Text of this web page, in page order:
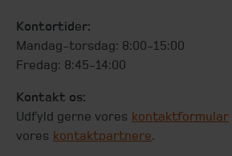
Kontortider:
Mandag-torsdag: 8:00-15:00
Fredag: 8:45-14:00
Kontakt os:
Udfyld gerne vores kontaktformular
vores kontaktpartnere.